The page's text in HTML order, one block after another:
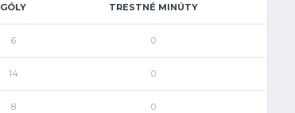
GÓLY TRESTNÉ MINÚTY
6 0
14 0
8 0